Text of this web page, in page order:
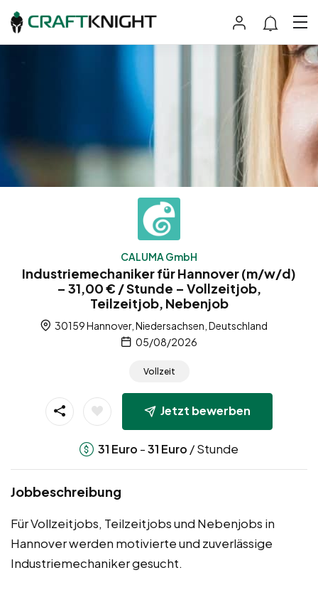
CALUMA GmbH
Industriemechaniker für Hannover (m/w/d)
– 31,00 € / Stunde – Vollzeitjob,
Teilzeitjob, Nebenjob
30159 Hannover, Niedersachsen, Deutschland
05/08/2026
Vollzeit
Jetzt bewerben
31 Euro -31 Euro / Stunde
Jobbeschreibung
Für Vollzeitjobs, Teilzeitjobs und Nebenjobs in
Hannover werden motivierte und zuverlässige
Industriemechaniker gesucht.